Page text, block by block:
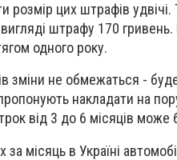
розмір цих штрафів
штрафу 170
одного року.
не обмежаться - буде
накладати на
від 3 до 6 місяців
за місяць в Україні